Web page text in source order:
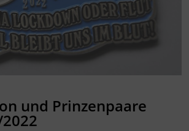
und Prinzenpaare